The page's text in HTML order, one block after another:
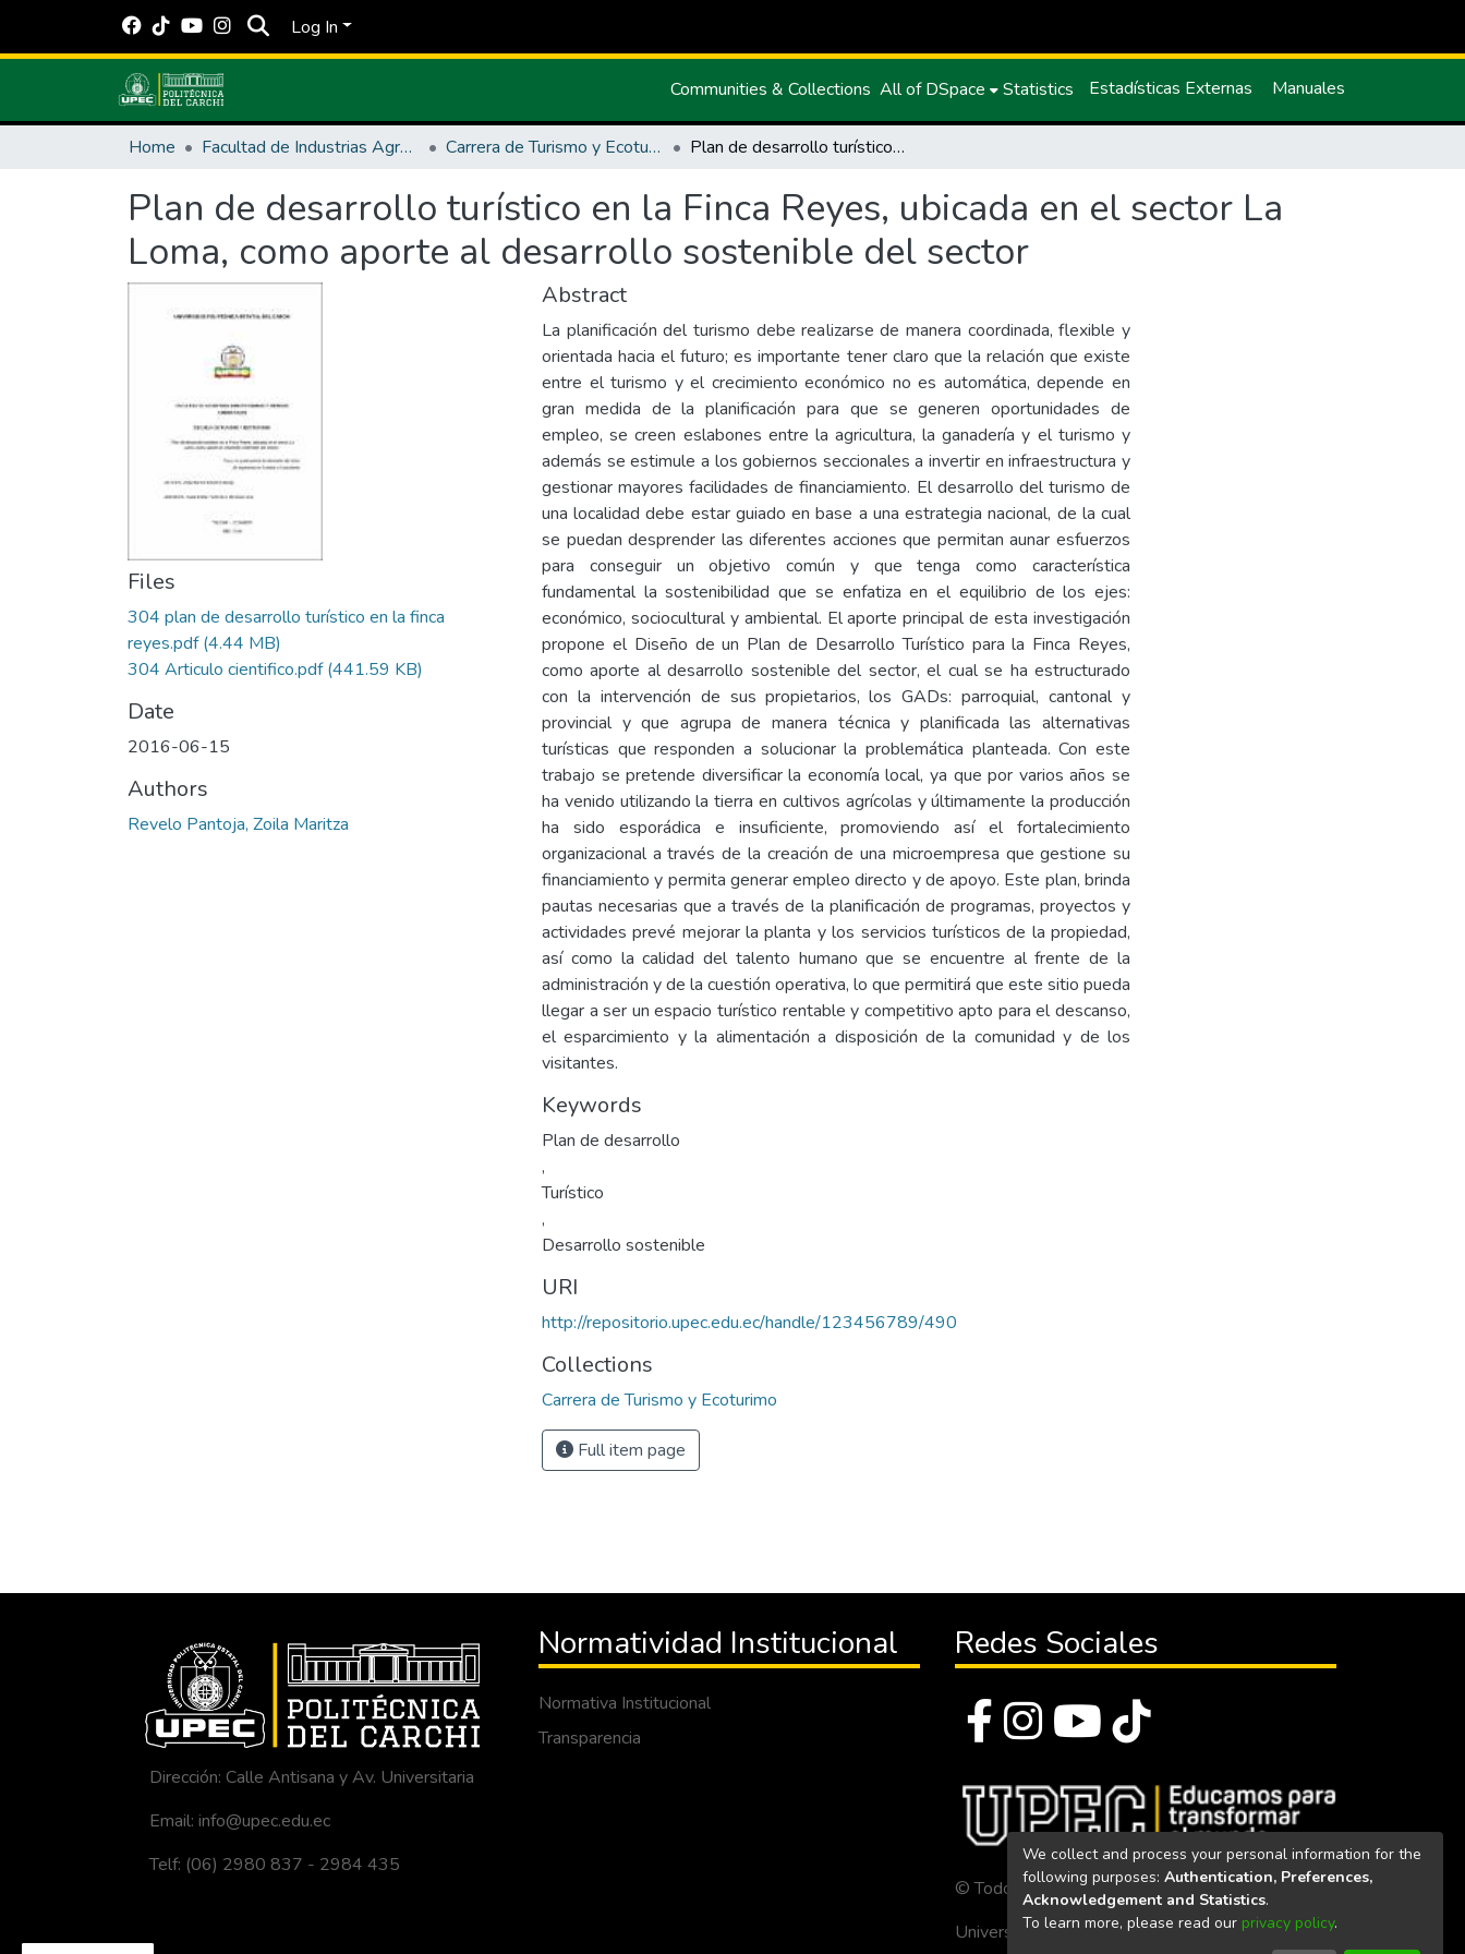
Log In
Communities & Collections All of DSpace Statistics Estadísticas Externas Manuales
Home Facultad de Industrias Agropecuarias y Ciencias Ambientales Carrera de Turismo y Ecoturimo Plan de desarrollo turístico en la Finca Reyes, ubicada en el sector La Loma, como aporte al desarrollo sostenible del sector
Plan de desarrollo turístico en la Finca Reyes, ubicada en el sector La
Loma, como aporte al desarrollo sostenible del sector
Files
304 plan de desarrollo turístico en la finca
reyes.pdf(4.44 MB)
304 Articulo cientifico.pdf(441.59 KB)
Date
2016-06-15
Authors
Revelo Pantoja, Zoila Maritza
Abstract
La planificación del turismo debe realizarse de manera coordinada, flexible y
orientada hacia el futuro; es importante tener claro que la relación que existe
entre el turismo y el crecimiento económico no es automática, depende en
gran medida de la planificación para que se generen oportunidades de
empleo, se creen eslabones entre la agricultura, la ganadería y el turismo y
además se estimule a los gobiernos seccionales a invertir en infraestructura y
gestionar mayores facilidades de financiamiento. El desarrollo del turismo de
una localidad debe estar guiado en base a una estrategia nacional, de la cual
se puedan desprender las diferentes acciones que permitan aunar esfuerzos
para conseguir un objetivo común y que tenga como característica
fundamental la sostenibilidad que se enfatiza en el equilibrio de los ejes:
económico, sociocultural y ambiental. El aporte principal de esta investigación
propone el Diseño de un Plan de Desarrollo Turístico para la Finca Reyes,
como aporte al desarrollo sostenible del sector, el cual se ha estructurado
con la intervención de sus propietarios, los GADs: parroquial, cantonal y
provincial y que agrupa de manera técnica y planificada las alternativas
turísticas que responden a solucionar la problemática planteada. Con este
trabajo se pretende diversificar la economía local, ya que por varios años se
ha venido utilizando la tierra en cultivos agrícolas y últimamente la producción
ha sido esporádica e insuficiente, promoviendo así el fortalecimiento
organizacional a través de la creación de una microempresa que gestione su
financiamiento y permita generar empleo directo y de apoyo. Este plan, brinda
pautas necesarias que a través de la planificación de programas, proyectos y
actividades prevé mejorar la planta y los servicios turísticos de la propiedad,
así como la calidad del talento humano que se encuentre al frente de la
administración y de la cuestión operativa, lo que permitirá que este sitio pueda
llegar a ser un espacio turístico rentable y competitivo apto para el descanso,
el esparcimiento y la alimentación a disposición de la comunidad y de los
visitantes.
Keywords
Plan de desarrollo
,
Turístico
,
Desarrollo sostenible
URI
http://repositorio.upec.edu.ec/handle/123456789/490
Collections
Carrera de Turismo y Ecoturimo
Full item page
Dirección: Calle Antisana y Av. Universitaria
Email: info@upec.edu.ec
Telf: (06) 2980 837 - 2984 435
Normatividad Institucional
Normativa Institucional
Transparencia
Redes Sociales
© Todos los derechos reservados 2023
Universidad Politécnica Estatal del Carchi
We collect and process your personal information for the
following purposes: Authentication, Preferences,
Acknowledgement and Statistics.
To learn more, please read our privacy policy.